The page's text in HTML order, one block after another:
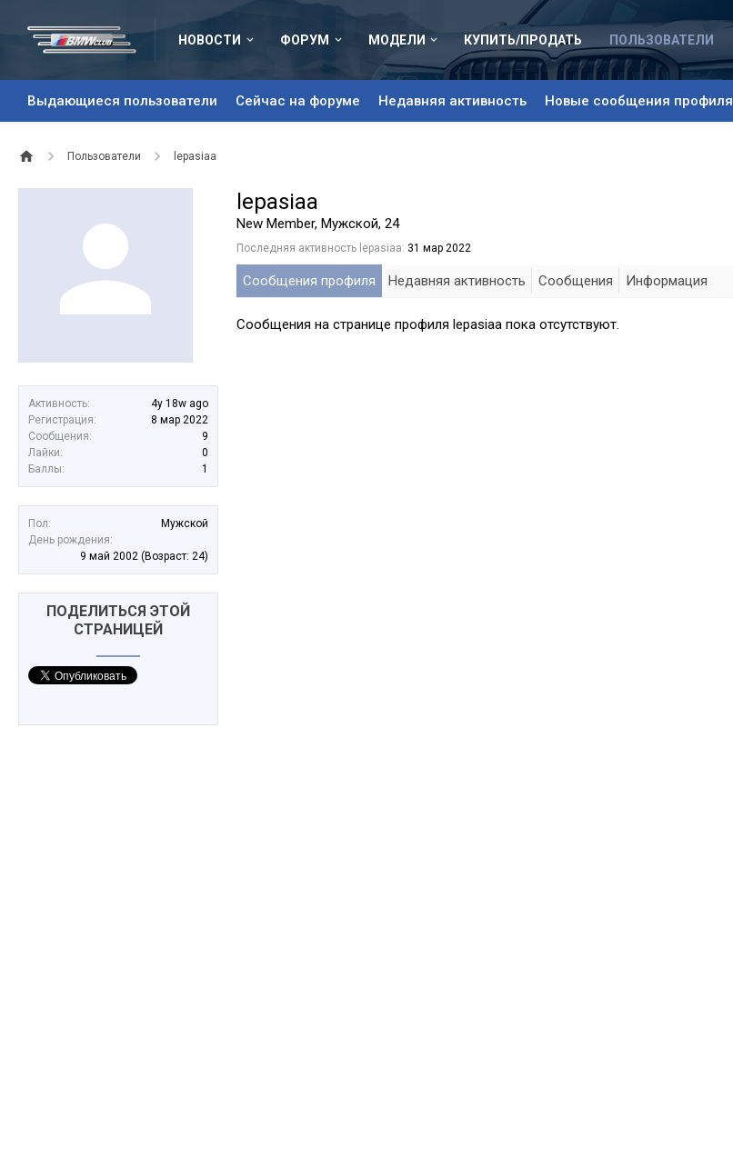
НОВОСТИ ФОРУМ МОДЕЛИ КУПИТЬ/ПРОДАТЬ ПОЛЬЗОВАТЕЛИ
Выдающиеся пользователи Сейчас на форуме Недавняя активность Новые сообщения профиля
Пользователи lepasiaa
Активность:
4y 18w ago
Регистрация:
8 мар 2022
Сообщения:
9
Лайки:
0
Баллы:
1
Пол:
Мужской
День рождения:
9 май 2002 (Возраст: 24)
ПОДЕЛИТЬСЯ ЭТОЙ
СТРАНИЦЕЙ
lepasiaa
New Member, Мужской, 24
Последняя активность lepasiaa: 31 мар 2022
Сообщения профиля Недавняя активность Сообщения Информация
Сообщения на странице профиля lepasiaa пока отсутствуют.